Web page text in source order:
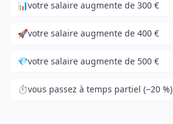
📊votre salaire augmente de 300 €
🚀votre salaire augmente de 400 €
💎votre salaire augmente de 500 €
⏱️vous passez à temps partiel (−20 %)